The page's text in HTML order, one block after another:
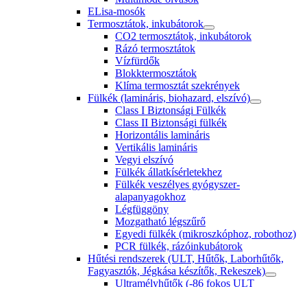
ELisa-mosók
Termosztátok, inkubátorok
CO2 termosztátok, inkubátorok
Rázó termosztátok
Vízfürdők
Blokktermosztátok
Klíma termosztát szekrények
Fülkék (lamináris, biohazard, elszívó)
Class I Biztonsági Fülkék
Class II Biztonsági fülkék
Horizontális lamináris
Vertikális lamináris
Vegyi elszívó
Fülkék állatkísérletekhez
Fülkék veszélyes gyógyszer-
alapanyagokhoz
Légfüggöny
Mozgatható légszűrő
Egyedi fülkék (mikroszkóphoz, robothoz)
PCR fülkék, rázóinkubátorok
Hűtési rendszerek (ULT, Hűtők, Laborhűtők,
Fagyasztók, Jégkása készítők, Rekeszek)
Ultramélyhűtők (-86 fokos ULT